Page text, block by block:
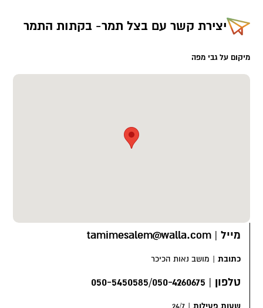
יצירת קשר עם בצל תמר- בקתות התמר
מיקום על גבי מפה
מייל |
tamimesalem@walla.com
כתובת | מושב נאות הכיכר
טלפון |
050-5450585/050-4260675